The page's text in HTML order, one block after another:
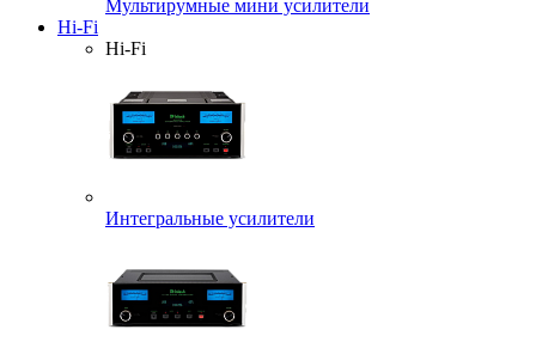
Мультирумные мини усилители
Hi-Fi
Hi-Fi
Интегральные усилители